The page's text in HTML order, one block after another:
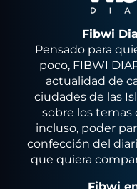
Fibwi
Pensado para
poco, FIBWI
actualidad de
ciudades de las
sobre los temas
incluso, poder
confección del
que quiera